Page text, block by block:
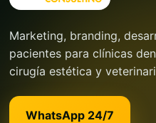
Marketing, branding,
pacientes para clínicas
cirugía estética y
WhatsApp 24/7